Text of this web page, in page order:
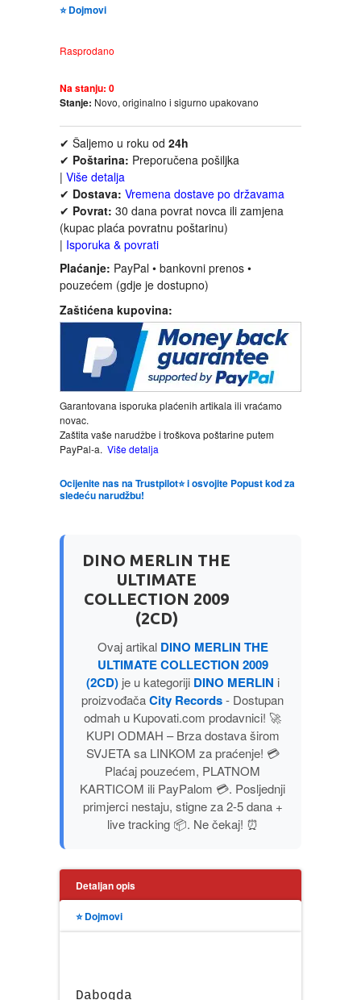
INTERNET I RAČUNARI
ISTORIJSKI
KLASICI
KNJIGE ZA DECU
KOMEDIJA
KRIMINALISTIČKI
KUVARI
LJUBAVNI
MITOLOGIJA
MUZIKA
NAUČNA FANTASTIKA
NAUKA
POPULARNA PSIHOLOGIJA
PUBLICISTIKA
PUTOPISI
STRIP
TEORIJE ZAVERE
TINEJDŽ
TRILERI
UMETNOST
⭐ Dojmovi
Rasprodano
Na stanju: 0
Stanje: Novo, originalno i sigurno upakovano
✔ Šaljemo u roku od 24h
✔ Poštarina: Preporučena pošiljka
| Više detalja
✔ Dostava: Vremena dostave po državama
✔ Povrat: 30 dana povrat novca ili zamjena
(kupac plaća povratnu poštarinu)
| Isporuka & povrati
Plaćanje: PayPal • bankovni prenos •
pouzećem (gdje je dostupno)
Zaštićena kupovina:
Garantovana isporuka plaćenih artikala ili vraćamo
novac.
Zaštita vaše narudžbe i troškova poštarine putem
PayPal-a. Više detalja
Ocijenite nas na Trustpilot⭐ i osvojite Popust kod za
sledeću narudžbu!
DINO MERLIN THE
ULTIMATE
COLLECTION 2009
(2CD)
Ovaj artikal DINO MERLIN THE
ULTIMATE COLLECTION 2009
(2CD)je u kategoriji DINO MERLIN i
proizvođačaCity Records- Dostupan
odmah u Kupovati.com prodavnici! 🚀
KUPI ODMAH – Brza dostava širom
SVJETA sa LINKOM za praćenje! 💳
Plaćaj pouzećem, PLATNOM
KARTICOM ili PayPalom 💳. Posljednji
primjerci nestaju, stigne za 2-5 dana +
live tracking 📦. Ne čekaj! ⏰
Detaljan opis
⭐ Dojmovi
Dabogda